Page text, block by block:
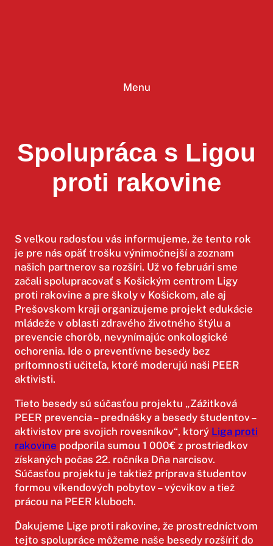
Menu
Spolupráca s Ligou
proti rakovine
S veľkou radosťou vás informujeme, že tento rok
je pre nás opäť trošku výnimočnejší a zoznam
našich partnerov sa rozšíri. Už vo februári sme
začali spolupracovať s Košickým centrom Ligy
proti rakovine a pre školy v Košickom, ale aj
Prešovskom kraji organizujeme projekt edukácie
mládeže v oblasti zdravého životného štýlu a
prevencie chorôb, nevynímajúc onkologické
ochorenia. Ide o preventívne besedy bez
prítomnosti učiteľa, ktoré moderujú naši PEER
aktivisti.
Tieto besedy sú súčasťou projektu „Zážitková
PEER prevencia – prednášky a besedy študentov –
aktivistov pre svojich rovesníkov“, ktorý Liga proti
rakovine podporila sumou 1 000€ z prostriedkov
získaných počas 22. ročníka Dňa narcisov.
Súčasťou projektu je taktiež príprava študentov
formou víkendových pobytov – výcvikov a tiež
prácou na PEER kluboch.
Ďakujeme Lige proti rakovine, že prostredníctvom
tejto spolupráce môžeme naše besedy rozšíriť do